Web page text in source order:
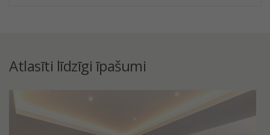
Atlasīti līdzīgi īpašumi